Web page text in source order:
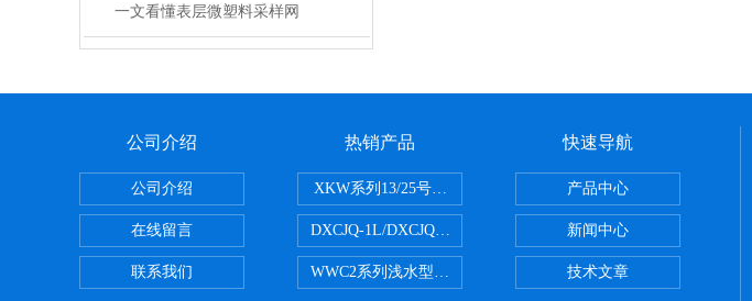
一文看懂表层微塑料采样网
公司介绍
公司介绍
在线留言
联系我们
热销产品
XKW系列13/25号浮游生物网 20um微藻网 10um微孔网
DXCJQ-1L/DXCJQ-2L单联浮游生物沉降器 两联沉淀器 生物浓缩器
WWC2系列浅水型浮游生物网 浅1/2/3型海洋生物采集网
快速导航
产品中心
新闻中心
技术文章